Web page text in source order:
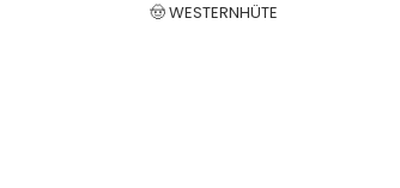
🤠 WESTERNHÜTE